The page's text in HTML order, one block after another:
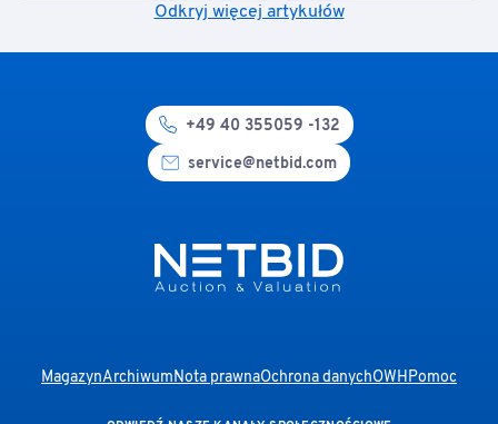
Odkryj więcej artykułów
+49 40 355059 -132
service@netbid.com
MagazynArchiwumNota prawnaOchrona danychOWHPomoc